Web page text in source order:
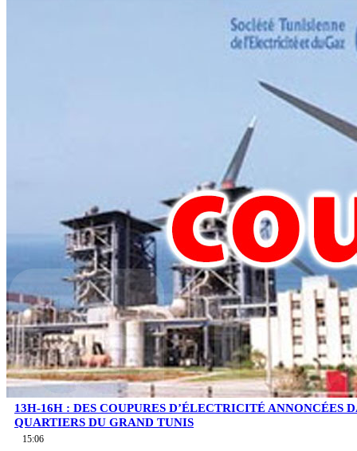
13H-16H : DES COUPURES D’ÉLECTRICITÉ ANNONCÉES
QUARTIERS DU GRAND TUNIS
15:06